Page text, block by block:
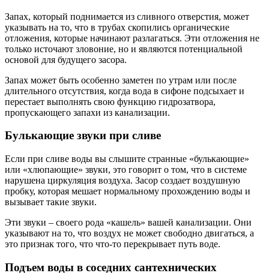
Запах, который поднимается из сливного отверстия, может
указывать на то, что в трубах скопились органические
отложения, которые начинают разлагаться. Эти отложения не
только источают зловоние, но и являются потенциальной
основой для будущего засора.
Запах может быть особенно заметен по утрам или после
длительного отсутствия, когда вода в сифоне подсыхает и
перестает выполнять свою функцию гидрозатвора,
пропускающего запахи из канализации.
Булькающие звуки при сливе
Если при сливе воды вы слышите странные «булькающие»
или «хлюпающие» звуки, это говорит о том, что в системе
нарушена циркуляция воздуха. Засор создает воздушную
пробку, которая мешает нормальному прохождению воды и
вызывает такие звуки.
Эти звуки – своего рода «кашель» вашей канализации. Они
указывают на то, что воздух не может свободно двигаться, а
это признак того, что что-то перекрывает путь воде.
Подъем воды в соседних сантехнических